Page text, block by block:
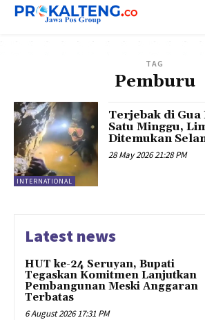
TAG
Pemburu
INTERNATIONAL
Terjebak di Gua
Satu Minggu,
Ditemukan
28 May 2026 21:28 PM
Latest news
HUT ke-24 Seruyan, Bupati
Tegaskan Komitmen Lanjutkan
Pembangunan Meski Anggaran
Terbatas
6 August 2026 17:31 PM